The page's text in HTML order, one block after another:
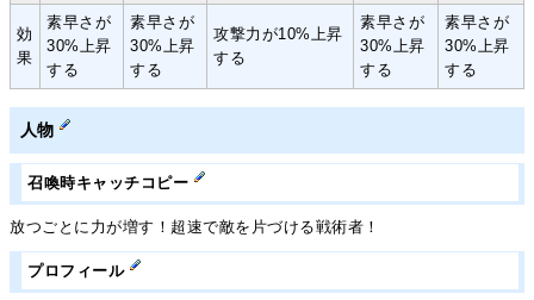
効
果
素早さが
30%上昇
する
素早さが
30%上昇
する
攻撃力が10%上昇
する
素早さが
30%上昇
する
素早さが
30%上昇
する
人物
召喚時キャッチコピー
放つごとに力が増す！超速で敵を片づける戦術者！
プロフィール